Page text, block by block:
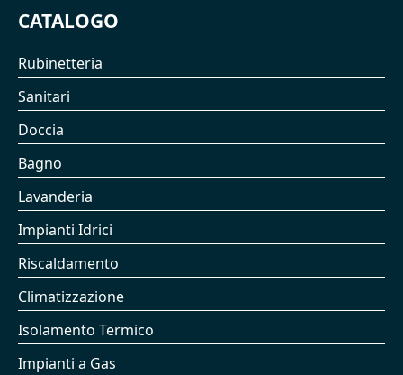
CATALOGO
Rubinetteria
Sanitari
Doccia
Bagno
Lavanderia
Impianti Idrici
Riscaldamento
Climatizzazione
Isolamento Termico
Impianti a Gas